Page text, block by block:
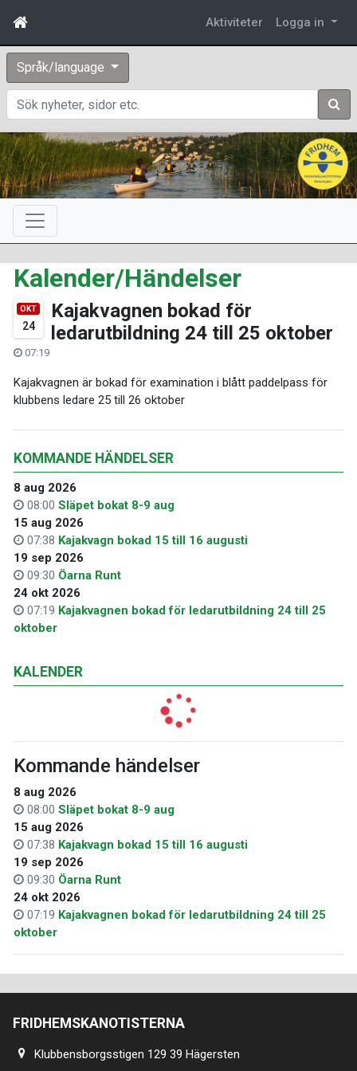
Aktiviteter Logga in
Språk/language
Sök
KOMMANDE HÄNDELSER
8 aug 2026
08:00 Släpet bokat 8-9 aug
15 aug 2026
07:38 Kajakvagn bokad 15 till 16 augusti
19 sep 2026
09:30 Öarna Runt
24 okt 2026
07:19 Kajakvagnen bokad för ledarutbildning 24 till 25
oktober
KALENDER
Kommande händelser
8 aug 2026
08:00 Släpet bokat 8-9 aug
15 aug 2026
07:38 Kajakvagn bokad 15 till 16 augusti
19 sep 2026
09:30 Öarna Runt
24 okt 2026
07:19 Kajakvagnen bokad för ledarutbildning 24 till 25
oktober
Kalender/Händelser
OKT
24
Kajakvagnen bokad för
ledarutbildning 24 till 25 oktober
07:19
Kajakvagnen är bokad för examination i blått paddelpass för
klubbens ledare 25 till 26 oktober
FRIDHEMSKANOTISTERNA
Klubbensborgsstigen 129 39 Hägersten